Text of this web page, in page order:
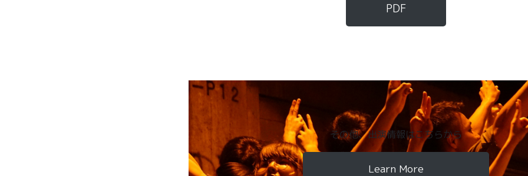
PDF
その他、出演情報はこちらから
Learn More